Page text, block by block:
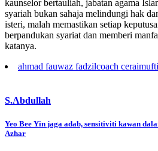
kaunselor bertauliah, jabatan agama
syariah bukan sahaja melindungi hak
isteri, malah memastikan setiap
berpandukan syariat dan memberi
katanya.
ahmad fauwaz fadzilcoach cerai
S.Abdullah
Post
navigation
Yeo Bee Yin jaga adab, sensitiviti kawan
Azhar